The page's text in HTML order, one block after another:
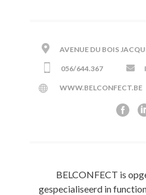
AVENUE DU BOIS
056/644.367
WWW.BELCONFECT.BE
BELCONFECT is
gespecialiseerd in